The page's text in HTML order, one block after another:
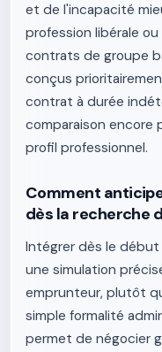
et de l'incapacité
profession libérale
contrats de groupe
conçus
contrat à durée
comparaison
profil professionnel.
Comment
dès la recherche
Intégrer dès le
une simulation
emprunteur, plutôt
simple formalité
permet de négocier